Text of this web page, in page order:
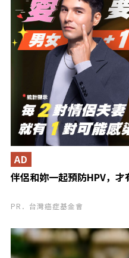
伴侶和妳一起預防HPV，才
AD
PR．台灣癌症基金會